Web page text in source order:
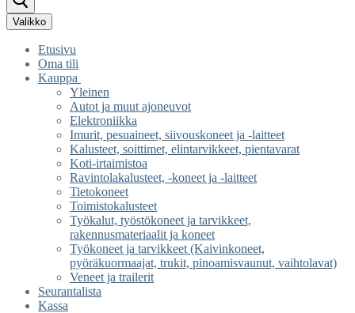
Valikko
Etusivu
Oma tili
Kauppa
Yleinen
Autot ja muut ajoneuvot
Elektroniikka
Imurit, pesuaineet, siivouskoneet ja -laitteet
Kalusteet, soittimet, elintarvikkeet, pientavarat
Koti-irtaimistoa
Ravintolakalusteet, -koneet ja -laitteet
Tietokoneet
Toimistokalusteet
Työkalut, työstökoneet ja tarvikkeet,
rakennusmateriaalit ja koneet
Työkoneet ja tarvikkeet (Kaivinkoneet,
pyöräkuormaajat, trukit, pinoamisvaunut, vaihtolavat)
Veneet ja trailerit
Seurantalista
Kassa